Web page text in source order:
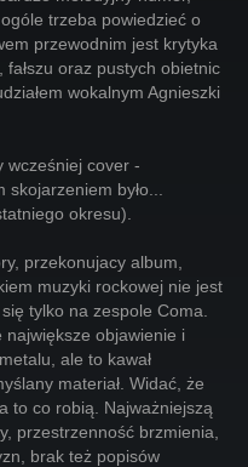
trzeba powiedzieć o
przewodnim jest krytyka
fałszu oraz pustych obietnic
wokalnym Agnieszki
wcześniej cover -
było...
okresu).
przekonujacy album,
muzyki rockowej nie jest
tylko na zespole Coma.
objawienie i
ale to kawał
materiał. Widać, że
to co robią. Najważniejszą
przestrzenność brzmienia,
brak też popisów